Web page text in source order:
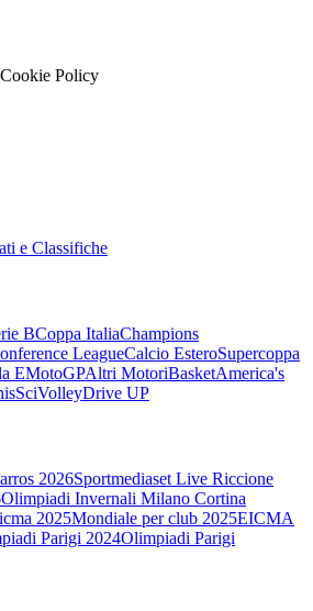
Cookie Policy
e Classifiche
BCoppa ItaliaChampions
LeagueCalcio EsteroSupercoppa
EMotoGPAltri MotoriBasketAmerica's
SciVolleyDrive UP
2026Sportmediaset Live Riccione
Olimpiadi Invernali Milano Cortina
2025Mondiale per club 2025EICMA
Parigi 2024Olimpiadi Parigi